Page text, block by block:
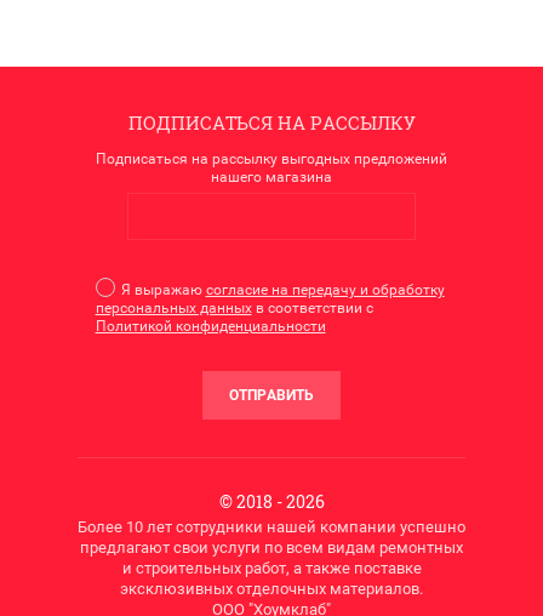
ПОДПИСАТЬСЯ НА РАССЫЛКУ
Подписаться на рассылку выгодных предложений
нашего магазина
Я выражаю согласие на передачу и обработку
персональных данныхв соответствии с
Политикой конфиденциальности
ОТПРАВИТЬ
© 2018 - 2026
Более 10 лет сотрудники нашей компании успешно
предлагают свои услуги по всем видам ремонтных
и строительных работ, а также поставке
эксклюзивных отделочных материалов.
ООО "Хоумклаб"